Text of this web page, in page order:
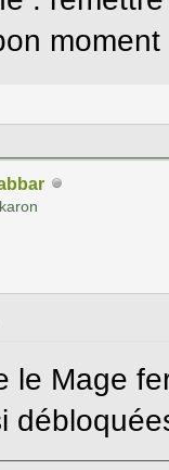
le Mage